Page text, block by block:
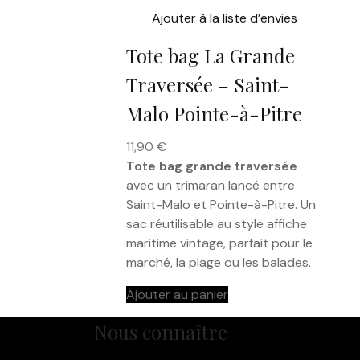
Ajouter à la liste d’envies
Tote bag La Grande
Traversée – Saint-
Malo Pointe-à-Pitre
11,90 €
Tote bag grande traversée
avec un trimaran lancé entre
Saint-Malo et Pointe-à-Pitre. Un
sac réutilisable au style affiche
maritime vintage, parfait pour le
marché, la plage ou les balades.
Ajouter au panier
Nous connaître